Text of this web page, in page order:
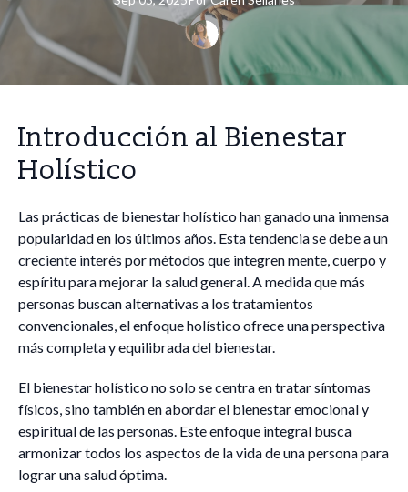
Introducción al Bienestar
Holístico
Las prácticas de bienestar holístico han ganado una inmensa
popularidad en los últimos años. Esta tendencia se debe a un
creciente interés por métodos que integren mente, cuerpo y
espíritu para mejorar la salud general. A medida que más
personas buscan alternativas a los tratamientos
convencionales, el enfoque holístico ofrece una perspectiva
más completa y equilibrada del bienestar.
El bienestar holístico no solo se centra en tratar síntomas
físicos, sino también en abordar el bienestar emocional y
espiritual de las personas. Este enfoque integral busca
armonizar todos los aspectos de la vida de una persona para
lograr una salud óptima.